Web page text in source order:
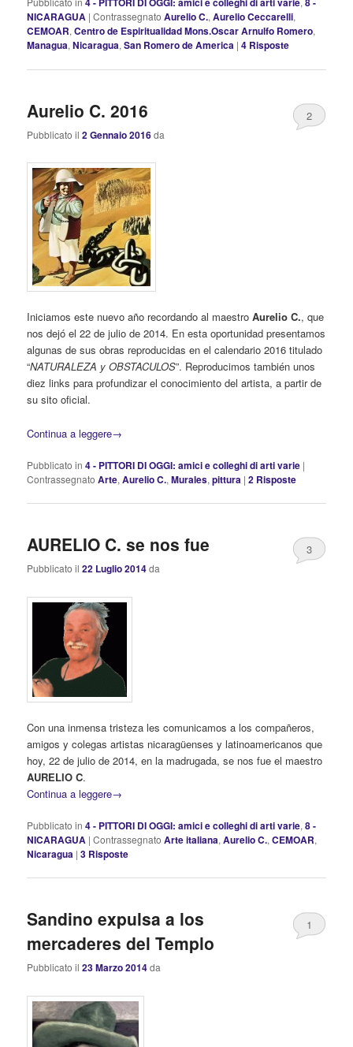
NICARAGUA |Contrassegnato Aurelio C.,Aurelio Ceccarelli,
CEMOAR,Centro de Espiritualidad Mons.Oscar Arnulfo Romero,
Managua,Nicaragua,San Romero de America |4 Risposte
Aurelio C. 2016
Pubblicato il2 Gennaio 2016da
2
Iniciamos este nuevo año recordando al maestroAurelio C., que
nos dejó el 22 de julio de 2014. En esta oportunidad presentamos
algunas de sus obras reproducidas en el calendario 2016 titulado
“NATURALEZA y OBSTACULOS”. Reproducimos también unos
diez links para profundizar el conocimiento del artista, a partir de
su sito oficial.
Continua a leggere→
Pubblicato in 4 - PITTORI DI OGGI: amici e colleghi di arti varie |
Contrassegnato Arte,Aurelio C.,Murales,pittura |2 Risposte
AURELIO C. se nos fue
Pubblicato il22 Luglio 2014da
3
Con una inmensa tristeza les comunicamos a los compañeros,
amigos y colegas artistas nicaragüenses y latinoamericanos que
hoy, 22 de julio de 2014, en la madrugada, se nos fue el maestro
AURELIO C.
Continua a leggere→
Pubblicato in 4 - PITTORI DI OGGI: amici e colleghi di arti varie,8 -
NICARAGUA |Contrassegnato Arte italiana,Aurelio C.,CEMOAR,
Nicaragua |3 Risposte
Sandino expulsa a los
mercaderes del Templo
Pubblicato il23 Marzo 2014da
1